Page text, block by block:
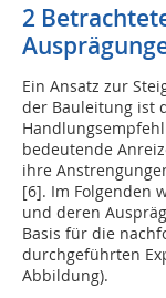
2
Ein Ansatz zur
der Bauleitung ist
bedeutende
ihre
[6]. Im Folgenden
und deren
Basis für die
durchgeführten
Abbildung).